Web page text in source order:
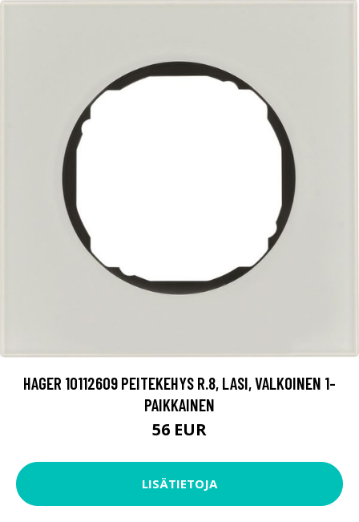
HAGER 10112609 PEITEKEHYS R.8, LASI, VALKOINEN 1-
PAIKKAINEN
56 EUR
LISÄTIETOJA